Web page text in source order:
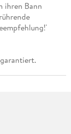
ihren Bann